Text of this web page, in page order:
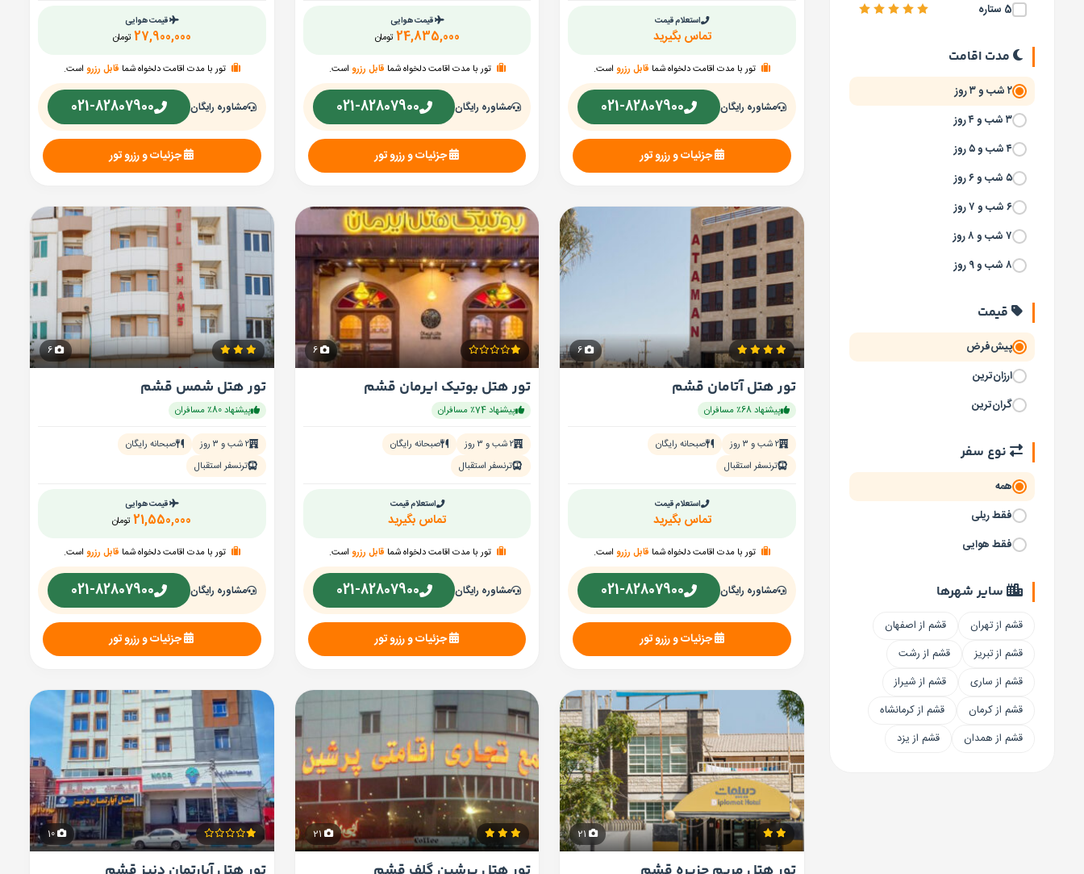
5 ستاره
مدت اقامت
۲ شب و ۳ روز
۳ شب و ۴ روز
۴ شب و ۵ روز
۵ شب و ۶ روز
۶ شب و ۷ روز
۷ شب و ۸ روز
۸ شب و ۹ روز
قیمت
پیش‌فرض
ارزان‌ترین
گران‌ترین
نوع سفر
همه
فقط ریلی
فقط هوایی
سایر شهرها
قشم از تهران
قشم از اصفهان
قشم از تبریز
قشم از رشت
قشم از ساری
قشم از شیراز
قشم از کرمان
قشم از کرمانشاه
قشم از همدان
قشم از یزد
استعلام قیمت
تماس بگیرید
تور با مدت اقامت دلخواه شما قابل رزرواست.
مشاوره رایگان 021-82807900
جزئیات و رزرو تور
قیمت هوایی
تومان 24,835,000
تور با مدت اقامت دلخواه شما قابل رزرو است.
مشاوره رایگان 021-82807900
جزئیات و رزرو تور
قیمت هوایی
تومان 27,900,000
تور با مدت اقامت دلخواه شما قابل رزرو است.
مشاوره رایگان 021-82807900
جزئیات و رزرو تور
6
تور هتل آتامان قشم
پیشنهاد 68٪ مسافران
۲ شب و ۳ روز
صبحانه رایگان
ترنسفر استقبال
استعلام قیمت
تماس بگیرید
تور با مدت اقامت دلخواه شما قابل رزرواست.
مشاوره رایگان 021-82807900
جزئیات و رزرو تور
6
تور هتل بوتیک ایرمان قشم
پیشنهاد 74٪ مسافران
۲ شب و ۳ روز
صبحانه رایگان
ترنسفر استقبال
استعلام قیمت
تماس بگیرید
تور با مدت اقامت دلخواه شما قابل رزرو است.
مشاوره رایگان 021-82807900
جزئیات و رزرو تور
6
تور هتل شمس قشم
پیشنهاد 80٪ مسافران
۲ شب و ۳ روز
صبحانه رایگان
ترنسفر استقبال
قیمت هوایی
تومان 21,550,000
تور با مدت اقامت دلخواه شما قابل رزرو است.
مشاوره رایگان 021-82807900
جزئیات و رزرو تور
21
21
10